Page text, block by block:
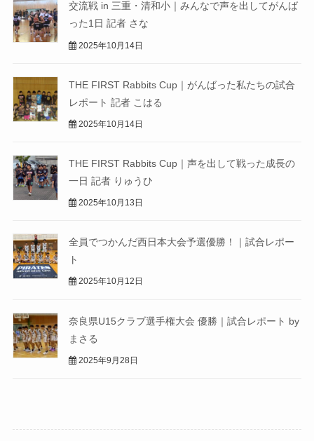
交流戦 in 三重・清和小｜みんなで声を出してがんば
った1日 記者 さな
2025年10月14日
THE FIRST Rabbits Cup｜がんばった私たちの試合
レポート 記者 こはる
2025年10月14日
THE FIRST Rabbits Cup｜声を出して戦った成長の
一日 記者 りゅうひ
2025年10月13日
全員でつかんだ西日本大会予選優勝！｜試合レポー
ト
2025年10月12日
奈良県U15クラブ選手権大会 優勝｜試合レポート by
まさる
2025年9月28日